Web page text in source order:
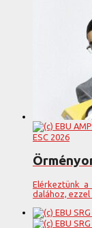
ESC 2026
Elérkeztünk
dalához, ezzel